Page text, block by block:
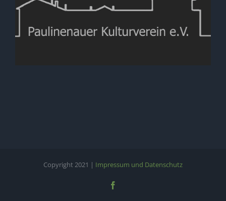
Copyright 2021 | Impressum und Datenschutz